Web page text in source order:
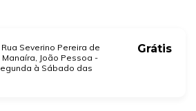
Severino Pereira de
João Pessoa -
à Sábado das
Grátis